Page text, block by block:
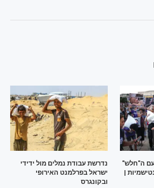
ה"חלש"
|
נדרשת עבודת נמלים מול ידידי
ישראל בפרלמנט האירופי
ובקונגרס